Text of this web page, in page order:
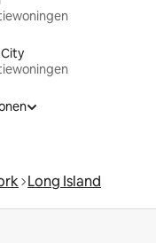
Long Island